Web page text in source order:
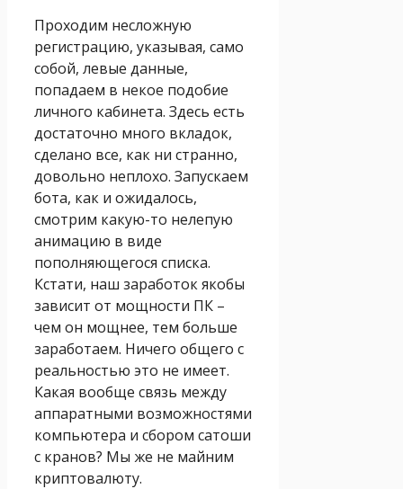
Проходим несложную
регистрацию, указывая, само
собой, левые данные,
попадаем в некое подобие
личного кабинета. Здесь есть
достаточно много вкладок,
сделано все, как ни странно,
довольно неплохо. Запускаем
бота, как и ожидалось,
смотрим какую-то нелепую
анимацию в виде
пополняющегося списка.
Кстати, наш заработок якобы
зависит от мощности ПК –
чем он мощнее, тем больше
заработаем. Ничего общего с
реальностью это не имеет.
Какая вообще связь между
аппаратными возможностями
компьютера и сбором сатоши
с кранов? Мы же не майним
криптовалюту.